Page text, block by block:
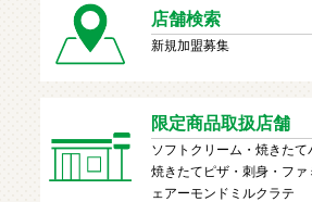
店舗検索
新規加盟募集
限定商品取扱店舗
ソフトクリーム・焼きたて
焼きたてピザ・刺身・ファ
ェアーモンドミルクラテ